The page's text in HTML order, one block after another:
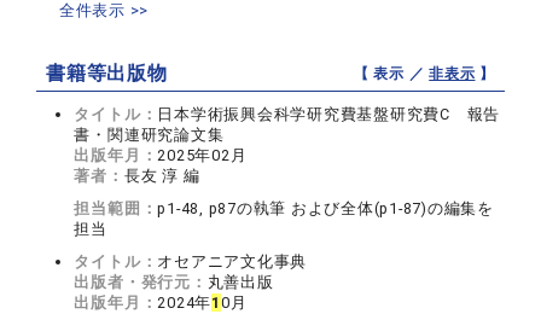
全件表示 >>
書籍等出版物 【 表示 ／非表示 】
タイトル： 日本学術振興会科学研究費基盤研究費C 報告
書・関連研究論文集
出版年月：2025年02月
著者： 長友 淳 編
担当範囲：p1-48, p87の執筆 および全体(p1-87)の編集を
担当
タイトル： オセアニア文化事典
出版者・発行元： 丸善出版
出版年月：2024年1 0月